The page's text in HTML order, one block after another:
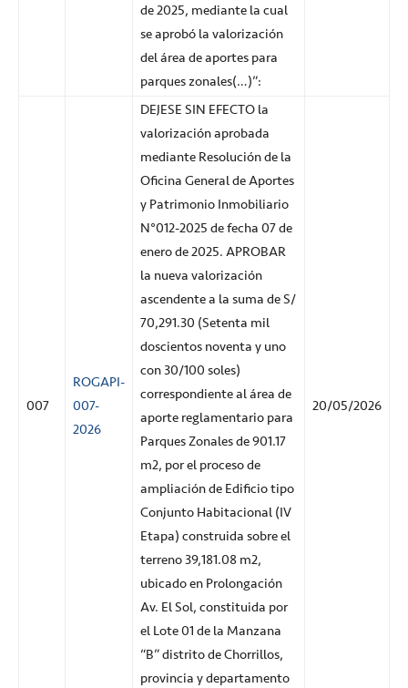
de 2025, mediante la cual
se aprobó la valorización
del área de aportes para
parques zonales(…)”:
007
ROGAPI-
007-
2026
DEJESE SIN EFECTO la
valorización aprobada
mediante Resolución de la
Oficina General de Aportes
y Patrimonio Inmobiliario
N°012-2025 de fecha 07 de
enero de 2025. APROBAR
la nueva valorización
ascendente a la suma de S/
70,291.30 (Setenta mil
doscientos noventa y uno
con 30/100 soles)
correspondiente al área de
aporte reglamentario para
Parques Zonales de 901.17
m2, por el proceso de
ampliación de Edificio tipo
Conjunto Habitacional (IV
Etapa) construida sobre el
terreno 39,181.08 m2,
ubicado en Prolongación
Av. El Sol, constituida por
el Lote 01 de la Manzana
“B” distrito de Chorrillos,
provincia y departamento
20/05/2026